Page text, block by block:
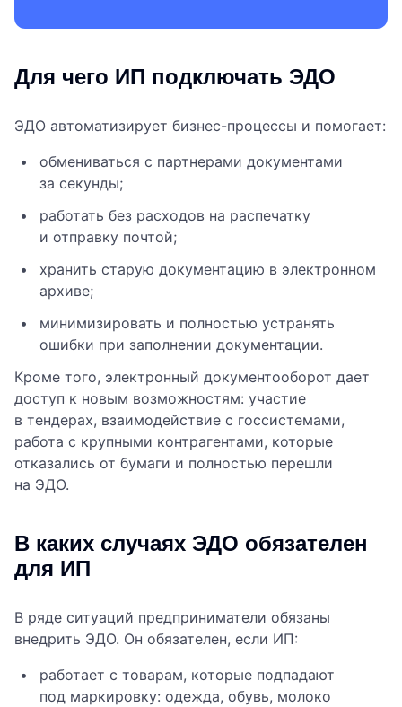
Для чего ИП подключать ЭДО
ЭДО автоматизирует бизнес-процессы и помогает:
обмениваться с партнерами документами
за секунды;
работать без расходов на распечатку
и отправку почтой;
хранить старую документацию в электронном
архиве;
минимизировать и полностью устранять
ошибки при заполнении документации.
Кроме того, электронный документооборот дает
доступ к новым возможностям: участие
в тендерах, взаимодействие с госсистемами,
работа с крупными контрагентами, которые
отказались от бумаги и полностью перешли
на ЭДО.
В каких случаях ЭДО обязателен
для ИП
В ряде ситуаций предприниматели обязаны
внедрить ЭДО. Он обязателен, если ИП:
работает с товарам, которые подпадают
под маркировку: одежда, обувь, молоко